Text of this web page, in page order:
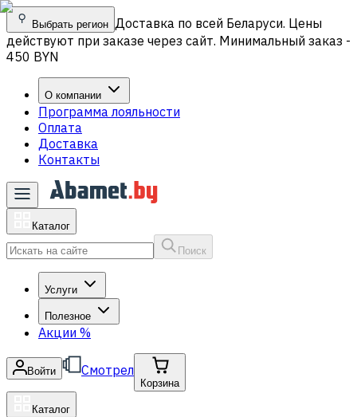
Выбрать регион Доставка по всей Беларуси. Цены
действуют при заказе через сайт. Минимальный заказ -
450 BYN
О компании
Программа лояльности
Оплата
Доставка
Контакты
Каталог
Поиск
Услуги
Полезное
Акции %
Войти Смотрел
Корзина
Каталог